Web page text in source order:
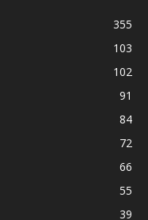
355
103
102
91
84
72
66
55
39